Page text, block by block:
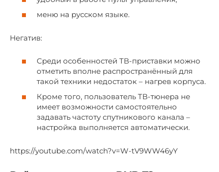
меню на русском языке.
Негатив:
Среди особенностей ТВ-приставки можно
отметить вполне распространённый для
такой техники недостаток – нагрев корпуса.
Кроме того, пользователь ТВ-тюнера не
имеет возможности самостоятельно
задавать частоту спутникового канала –
настройка выполняется автоматически.
https://youtube.com/watch?v=W-tV9WW46yY